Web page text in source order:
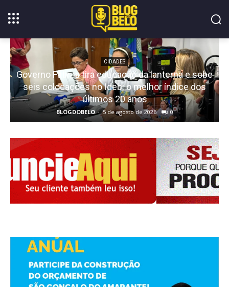
CIDADES
Governo Fátima tira educação da lanterna e sobe
seis colocações no Ideb: o melhor índice dos
últimos 20 anos
BLOGDOBELO - 5 de agosto de 2026 0